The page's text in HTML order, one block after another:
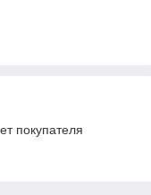
покупателя